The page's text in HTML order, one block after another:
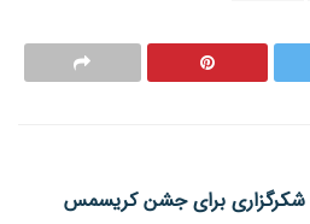
شکرگزاری برای جشن کریسمس